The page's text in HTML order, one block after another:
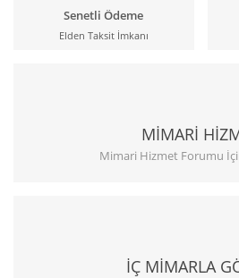
Senetli Ödeme
Elden Taksit İmkanı
MİMARİ
Mimari Hizmet Forumu
İÇ MİMARLA